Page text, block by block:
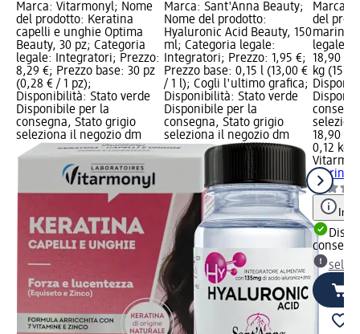
Marca: Vitarmonyl; Nome
del prodotto: Keratina
capelli e unghie Optima
Beauty, 30 pz; Categoria
legale: Integratori; Prezzo:
8,29 €; Prezzo base: 30 pz
(0,28 € / 1 pz);
Disponibilità: Stato verde
Disponibile per la
consegna, Stato grigio
seleziona il negozio dm
Marca: Sant'Anna Beauty;
Nome del prodotto:
Hyaluronic Acid Beauty, 150
ml; Categoria legale:
Integratori; Prezzo: 1,95 €;
Prezzo base: 0,15 l (13,00 €
/ 1 l); Cogli l'ultimo grafica;
Disponibilità: Stato verde
Disponibile per la
consegna, Stato grigio
seleziona il negozio dm
Marca:
del
marino,
legale:
18,90 €;
kg
18,90 €
0,12 kg
marino,